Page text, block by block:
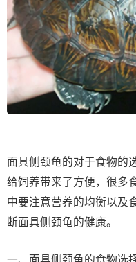
面具侧颈龟的对于食物的
给饲养带来了方便，很多
中要注意营养的均衡以及
断面具侧颈龟的健康。